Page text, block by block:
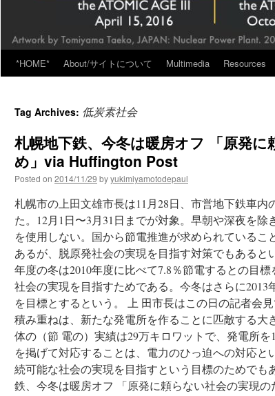
*HOME* About/サイトについて Multimedia Resources
Tag Archives: 低炭素社会
札幌地下鉄、今冬は暖房オフ 「原発
め」via Huffington Post
Posted on 2014/11/29 byyukimiyamotodepaul
札幌市の上田文雄市長は11月28日、市営地下鉄車
た。12月1日〜3月31日までが対象。早朝や深夜を
を使用しない。国から節電推進が求められているこ
あるが、脱原発社会の実現を目指す対策でもあると
年度の冬は2010年度に比べて7.8％節電するとの目
社会の実現を目指すためである。今冬はさらに2013
を目標とするという。 上 田市長はこの日の記者会
積み重ねは、新たな発電所を作ることに匹敵する大
体の（節 電の）実績は29万キロワットで、発電所
を掲げて対応することは、電力のひっ迫への対応
続可能な社会の実現を目指すという目標のためでも
鉄、今冬は暖房オフ 「原発に頼らない社会の実現の